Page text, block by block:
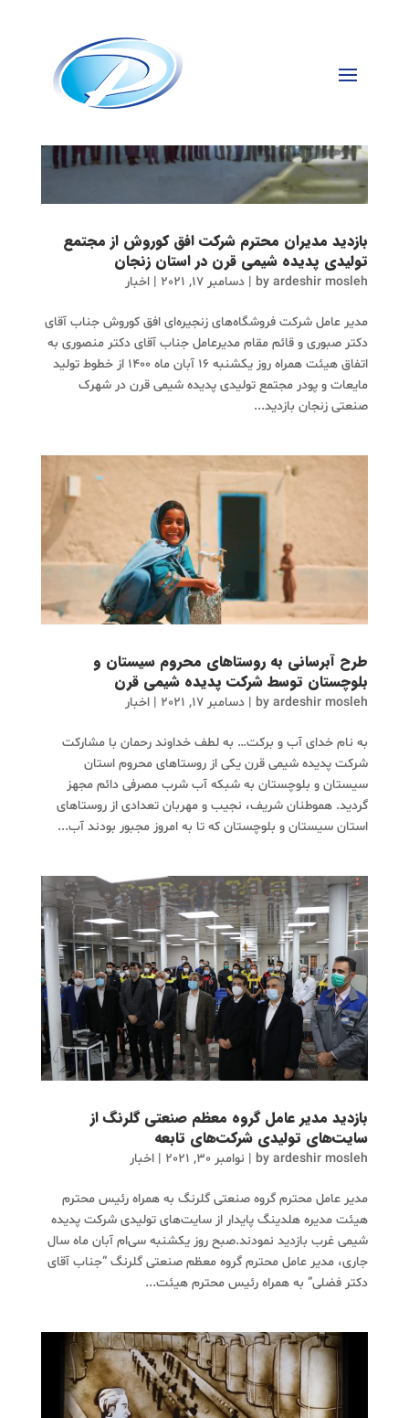
بازدید مدیران محترم شرکت افق کوروش از مجتمع
تولیدی پدیده شیمی قرن در استان زنجان
byardeshir mosleh
| دسامبر 17, 2021 | اخبار
مدیر عامل شرکت فروشگاه‌های زنجیره‌ای افق کوروش جناب آقای
دکتر صبوری و قائم مقام مدیرعامل جناب آقای دکتر منصوری به
اتفاق هیئت همراه روز یکشنبه ۱۶ آبان ماه ۱۴۰۰ از خطوط تولید
مایعات و پودر مجتمع تولیدی پدیده شیمی قرن در شهرک
صنعتی زنجان بازدید...
طرح آبرسانی به روستاهای محروم سیستان و
بلوچستان توسط شرکت پدیده شیمی قرن
byardeshir mosleh
| دسامبر 17, 2021 اخبار
به نام خدای آب و برکت… به لطف خداوند رحمان با مشارکت
شرکت پدیده شیمی قرن یکی از روستاهای محروم استان
سیستان و بلوچستان به شبکه آب شرب مصرفی دائم مجهز
گردید. هموطنان شریف، نجیب‌ و مهربان تعدادی از روستاهای
استان سیستان و بلوچستان که تا به امروز مجبور بودند آب...
بازدید مدیر عامل گروه معظم صنعتی گلرنگ از
سایت‌های تولیدی شرکت‌های تابعه
byardeshir mosleh
| نوامبر 30, 2021 اخبار
مدیر عامل محترم گروه صنعتی گلرنگ به همراه رئیس محترم
هیئت مدیره هلدینگ پایدار از سایت‌های تولیدی شرکت پدیده
شیمی غرب بازدید نمودند.صبح روز یکشنبه سی‌ام آبان ماه سال
جاری، مدیر عامل محترم گروه معظم صنعتی گلرنگ “جناب آقای
دکتر فضلی” به همراه رئیس محترم هیئت...